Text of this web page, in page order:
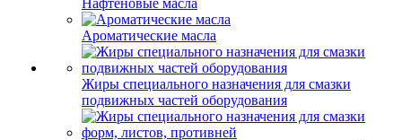
Нафтеновые масла
Ароматические масла
Жиры специального назначения для смазки
подвижных частей оборудования